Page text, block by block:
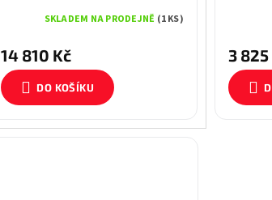
SKLADEM NA PRODEJNĚ (1 KS)
14 810 Kč
DO KOŠÍKU
3 825